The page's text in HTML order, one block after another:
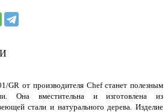
GR от производителя Chef станет полезным
Она вместительна и изготовлена из
стали и натурального дерева. Изделие